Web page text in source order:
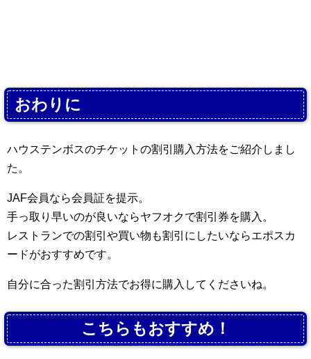
おわりに
ハウステンボスのチケットの割引購入方法をご紹介しまし
た。
JAF会員なら会員証を提示。
手っ取り早いのが良いならヤフオクで割引券を購入。
レストランでの割引や買い物も割引にしたいならエポスカ
ードがおすすめです。
自分に合った割引方法でお得に購入してくださいね。
こちらもおすすめ！